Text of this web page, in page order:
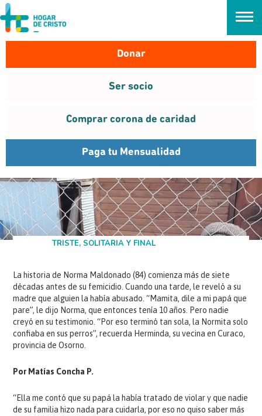
займ онлайн без проверок
Donar
Ser socio
Comprar corona de caridad
Paga tu Mensualidad
OSORNO
TRISTE, SOLITARIA Y FINAL
La historia de Norma Maldonado (84) comienza más de siete
décadas antes de su femicidio. Cuando una tarde, le reveló a su
madre que alguien la había abusado. “Mamita, dile a mi papá que
pare”, le dijo Norma, que entonces tenía 10 años. Pero nadie
creyó en su testimonio. “Por eso terminó tan sola, la Normita solo
confiaba en sus perros”, recuerda Herminda, su vecina en Curaco,
provincia de Osorno.
Por Matías Concha P.
“Ella me contó que su papá la había tratado de violar y que nadie
de su familia hizo nada para cuidarla, por eso no quiso saber más